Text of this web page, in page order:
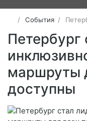
События
Петербург
маршруты
доступны